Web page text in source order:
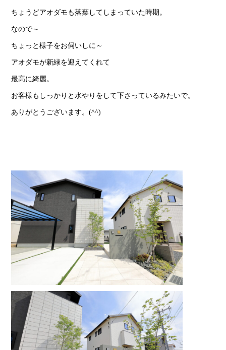
ちょうどアオダモも落葉してしまっていた時期。
なので～
ちょっと様子をお伺いしに～
アオダモが新緑を迎えてくれて
最高に綺麗。
お客様もしっかりと水やりをして下さっているみたいで。
ありがとうございます。(^^)